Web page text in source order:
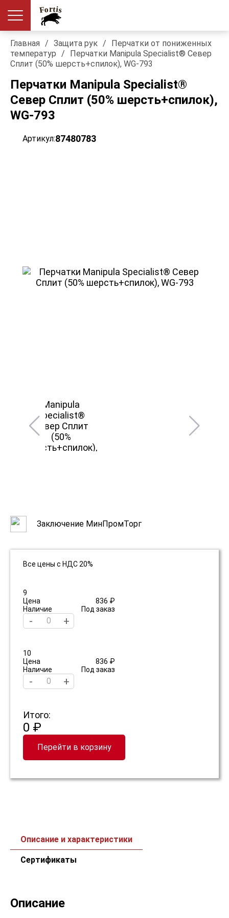
Главная / Защита рук /
Перчатки от пониженных
температур /
Перчатки Manipula Specialist® Север
Сплит (50% шерсть+спилок), WG-793
Перчатки Manipula Specialist®
Север Сплит (50% шерсть+спилок),
WG-793
Артикул:87480783
Заключение МинПромТорг
Все цены с НДС 20%
9
Цена
836 ₽
Наличие
Под заказ
- +
10
Цена
836 ₽
Наличие
Под заказ
- +
Итого:
0 ₽
Перейти в корзину
Описание и характеристики
Сертификаты
Описание